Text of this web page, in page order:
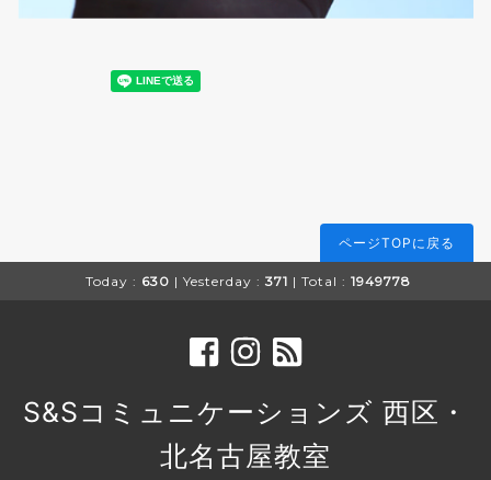
ページTOPに戻る
Today : 630 | Yesterday : 371 | Total : 1949778
S&Sコミュニケーションズ 西区・
北名古屋教室